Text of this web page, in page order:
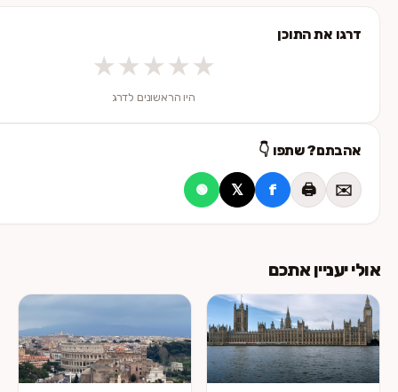
התוכן
★★
היו הראשונים לדרג
שתפו 👇
f
𝕏
🟢
אתכם